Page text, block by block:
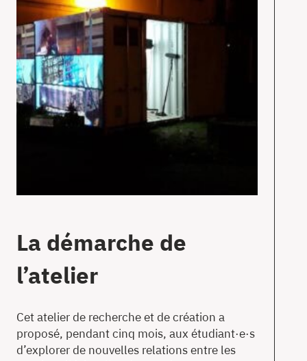
La démarche de
l’atelier
Cet atelier de recherche et de création a
proposé, pendant cinq mois, aux étudiant·e·s
d’explorer de nouvelles relations entre les